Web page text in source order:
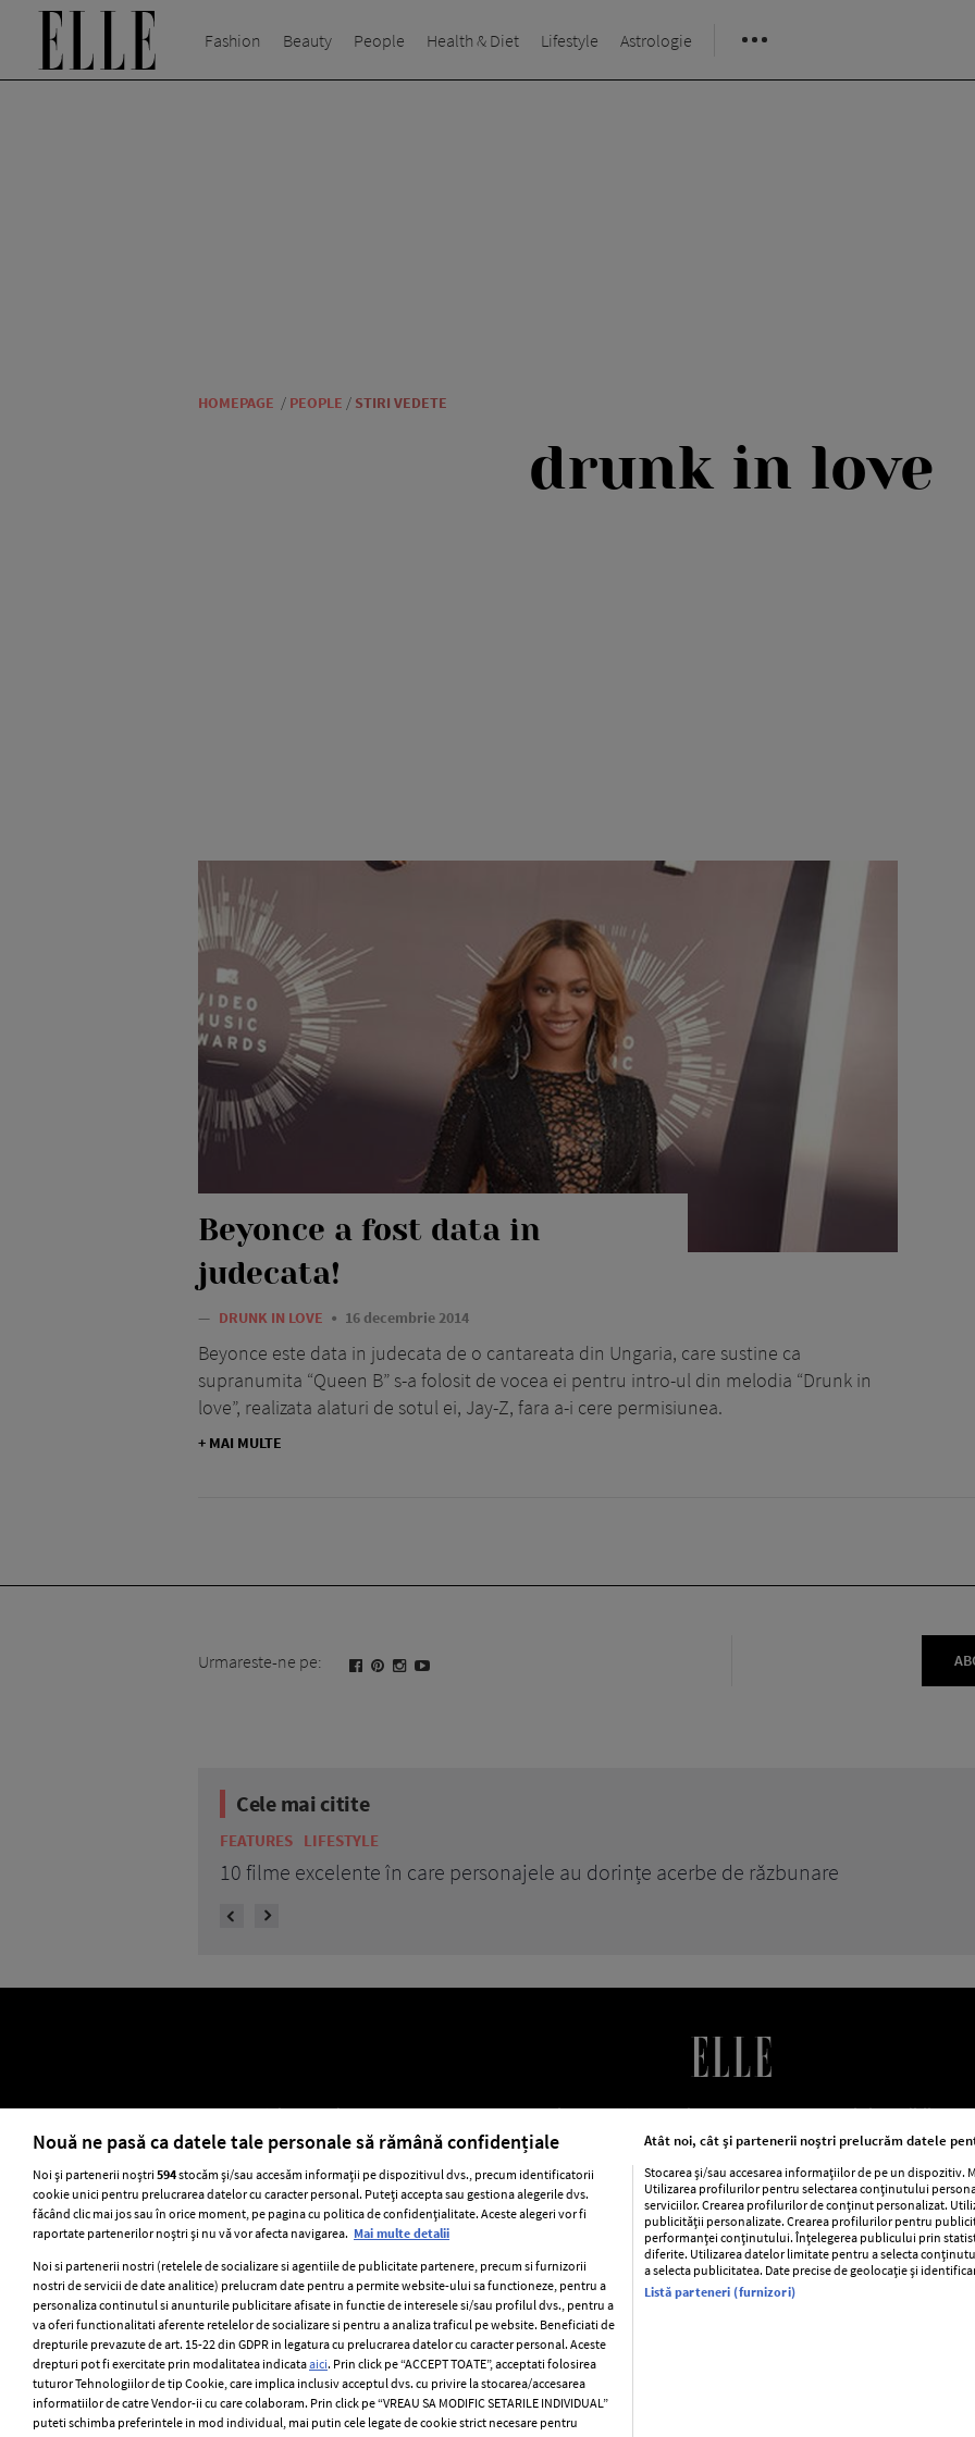
Fashion Beauty People Health & Diet Lifestyle Astrologie
HOMEPAGE / PEOPLE / STIRI VEDETE
drunk in love
Beyonce a fost data in
judecata!
— DRUNK IN LOVE 16 decembrie 2014
Beyonce este data in judecata de o cantareata din Ungaria, care sustine ca
supranumita “Queen B” s-a folosit de vocea ei pentru intro-ul din melodia “Drunk in
love”, realizata alaturi de sotul ei, Jay-Z, fara a-i cere permisiunea.
+ MAI MULTE
Urmareste-ne pe:
Cele mai citite
FEATURES LIFESTYLE
10 filme excelente în care personajele au dorințe acerbe de răzbunare
ELLE Style Awards 2024 Despre ELLE Romania Contact Abonamente Termeni si conditii
cookies
Publicitate
Stiri GSP Unica Baby Libertatea pentru femei Viva
Pariază responsabil! Decizia ONJN nr. 821/25.09.2025.
Jocurile de noroc sunt interzise minorilor.
Copyright © 2026 Ringier Romania SRL
Nouă ne pasă ca datele tale personale să rămână confidențiale
Noi și partenerii noștri 594stocăm și/sau accesăm informații pe dispozitivul dvs., precum identificatorii
cookie unici pentru prelucrarea datelor cu caracter personal. Puteți accepta sau gestiona alegerile dvs.
făcând clic mai jos sau în orice moment, pe pagina cu politica de confidențialitate. Aceste alegeri vor fi
raportate partenerilor noștri și nu vă vor afecta navigarea. Mai multe detalii
Noi si partenerii nostri (retelele de socializare si agentiile de publicitate partenere, precum si furnizorii
nostri de servicii de date analitice) prelucram date pentru a permite website-ului sa functioneze, pentru a
personaliza continutul si anunturile publicitare afisate in functie de interesele si/sau profilul dvs., pentru a
va oferi functionalitati aferente retelelor de socializare si pentru a analiza traficul pe website. Beneficiati de
drepturile prevazute de art. 15-22 din GDPR in legatura cu prelucrarea datelor cu caracter personal. Aceste
drepturi pot fi exercitate prin modalitatea indicataaici. Prin click pe “ACCEPT TOATE”, acceptati folosirea
tuturor Tehnologiilor de tip Cookie, care implica inclusiv acceptul dvs. cu privire la stocarea/accesarea
informatiilor de catre Vendor-ii cu care colaboram. Prin click pe “VREAU SA MODIFIC SETARILE INDIVIDUAL”
puteti schimba preferintele in mod individual, mai putin cele legate de cookie strict necesare pentru
Atât noi, cât și partenerii noștri prelucrăm datele
Stocarea și/sau accesarea informațiilor de pe un dispozitiv.
Utilizarea profilurilor pentru selectarea conținutului
serviciilor. Crearea profilurilor de conținut personalizat.
publicității personalizate. Crearea profilurilor pentru
performanței conținutului. Înțelegerea publicului prin
diferite. Utilizarea datelor limitate pentru a selecta
a selecta publicitatea. Date precise de geolocație și
Listă parteneri (furnizori)